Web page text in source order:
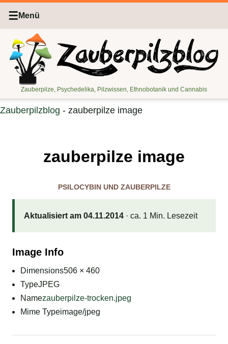
☰ Menü
Zauberpilze, Psychedelika, Pilzwissen, Ethnobotanik und Cannabis
Zauberpilzblog - zauberpilze image
zauberpilze image
PSILOCYBIN UND ZAUBERPILZE
Aktualisiert am 04.11.2014· ca. 1 Min. Lesezeit
Image Info
Dimensions506 × 460
TypeJPEG
Namezauberpilze-trocken.jpeg
Mime Typeimage/jpeg